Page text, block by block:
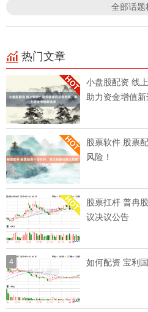
全部话题
热门文章
小盘股配资 线
助力资金增值新
股票软件 股票
风险！
股票扛杆 普冉股份：第二届董事会第十三次会
议决议公告
4 如何配资 宝利